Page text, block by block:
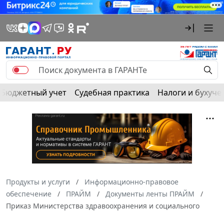
Бюджетный учет Судебная практика Налоги и
Продукты и услуги
Информационно-правовое
обеспечение
ПРАЙМ
Документы ленты ПРАЙМ
Приказ Министерства здравоохранения и социального